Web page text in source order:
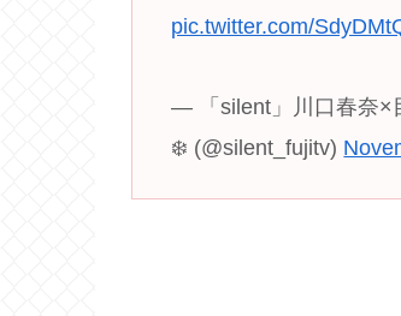
pic.twitter.com/
— 「silent」川口春奈×
❄️ (@silent_fujitv)